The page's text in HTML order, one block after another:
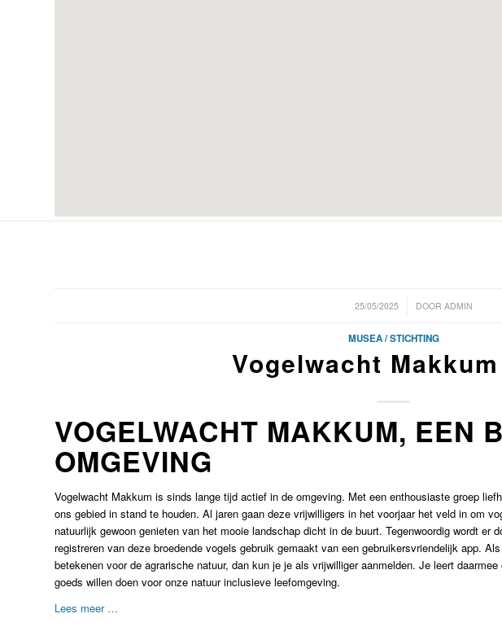
25/05/2025
/ DOORADMIN
MUSEA / STICHTING
Vogelwacht
VOGELWACHT MAKKUM, EEN
OMGEVING
Vogelwacht Makkum is sinds lange tijd actief in de omgeving. Met een enthousiaste groep
ons gebied in stand te houden. Al jaren gaan deze vrijwilligers in het voorjaar het veld in om
natuurlijk gewoon genieten van het mooie landschap dicht in de buurt. Tegenwoordig wordt er
registreren van deze broedende vogels gebruik gemaakt van een gebruikersvriendelijk app.
betekenen voor de agrarische natuur, dan kun je je als vrijwilliger aanmelden. Je leert
goeds willen doen voor onze natuur inclusieve leefomgeving.
Lees meer …